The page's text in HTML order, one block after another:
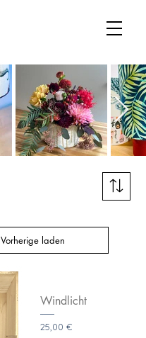
Vorherige laden
Windlicht
Preis
25,00 €